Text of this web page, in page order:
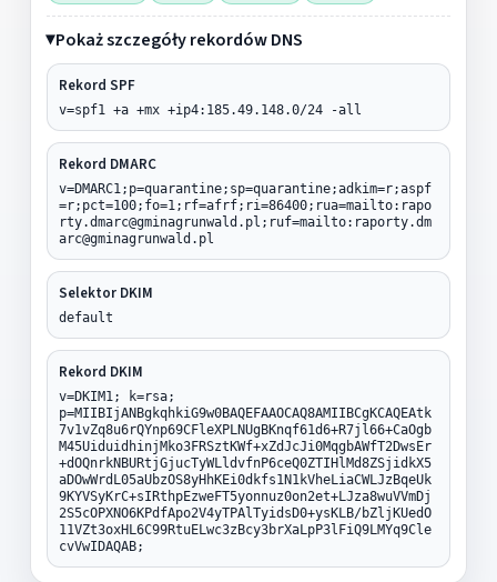
Pokaż szczegóły rekordów DNS
Rekord SPF
v=spf1 +a +mx +ip4:185.49.148.0/24 -all
Rekord DMARC
v=DMARC1;p=quarantine;sp=quarantine;adkim=r;aspf
=r;pct=100;fo=1;rf=afrf;ri=86400;rua=mailto:rapo
rty.dmarc@gminagrunwald.pl;ruf=mailto:raporty.dm
arc@gminagrunwald.pl
Selektor DKIM
default
Rekord DKIM
v=DKIM1; k=rsa;
p=MIIBIjANBgkqhkiG9w0BAQEFAAOCAQ8AMIIBCgKCAQEAtk
7v1vZq8u6rQYnp69CFleXPLNUgBKnqf61d6+R7jl66+CaOgb
M45UiduidhinjMko3FRSztKWf+xZdJcJi0MqgbAWfT2DwsEr
+dOQnrkNBURtjGjucTyWLldvfnP6ceQ0ZTIHlMd8ZSjidkX5
aDOwWrdL05aUbzOS8yHhKEi0dkfs1N1kVheLiaCWLJzBqeUk
9KYVSyKrC+sIRthpEzweFT5yonnuz0on2et+LJza8wuVVmDj
2S5cOPXNO6KPdfApo2V4yTPAlTyidsD0+ysKLB/bZljKUedO
11VZt3oxHL6C99RtuELwc3zBcy3brXaLpP3lFiQ9LMYq9Cle
cvVwIDAQAB;